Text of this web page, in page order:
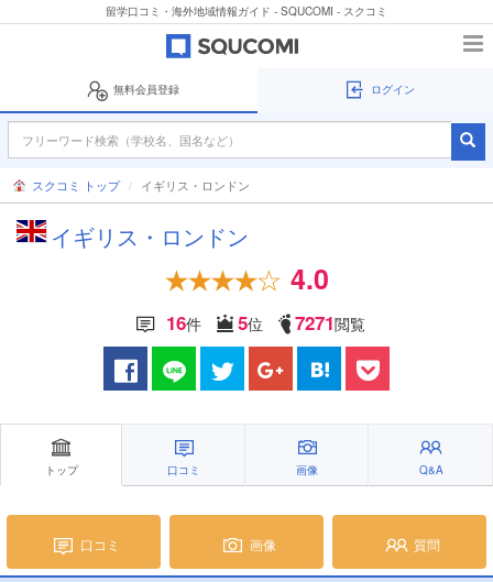
留学口コミ・海外地域情報ガイド - SQUCOMI - スクコミ
無料会員登録 ログイン
スクコミ トップ イギリス・ロンドン
イギリス・ロンドン
4.0
16件 5位 7271閲覧
トップ 口コミ 画像 Q&A
口コミ 画像 質問